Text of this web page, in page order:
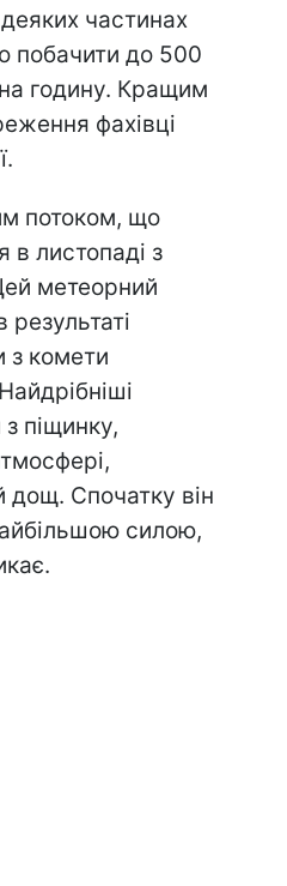
частинах
побачити до 500
годину. Кращим
фахівці
потоком, що
в листопаді з
метеорний
результаті
з комети
піщинку,
Спочатку він
силою,